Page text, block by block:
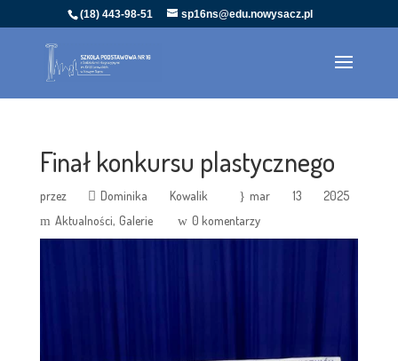
(18) 443-98-51 sp16ns@edu.nowysacz.pl
Finał konkursu plastycznego
przez Dominika Kowalik
mar 13 2025
Aktualności Galerie 0 komentarzy